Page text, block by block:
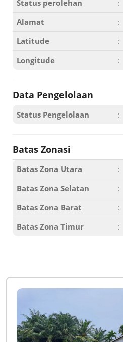
Status perolehan :
Alamat
:
Latitude
:
Longitude
:
Data Pengelolaan
Status Pengelolaan :
Batas Zonasi
Batas Zona Utara :
Batas Zona Selatan
:
Batas Zona Barat
:
Batas Zona Timur
: